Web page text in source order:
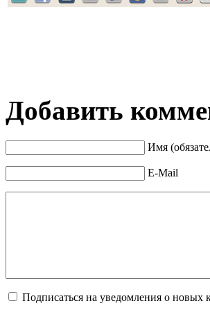
Добавить
Имя
E-Mail
Подписаться на уведомления о новых